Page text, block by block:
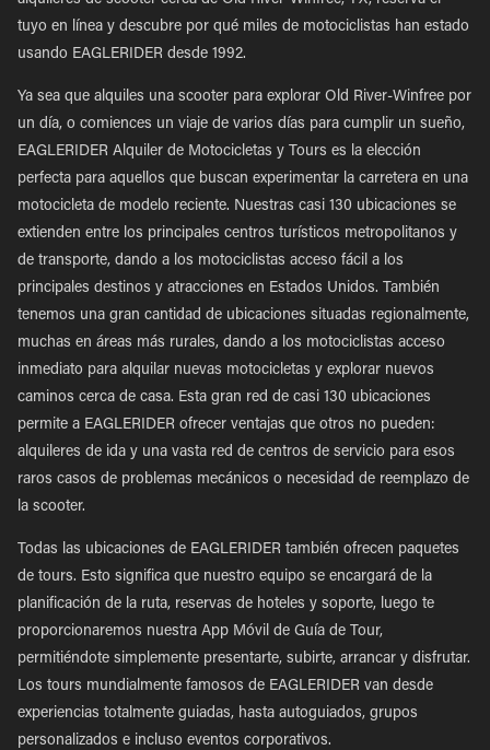
tuyo en línea y descubre por qué miles de motociclistas han estado
usando EAGLERIDER desde 1992.
Ya sea que alquiles una scooter para explorar Old River-Winfree por
un día, o comiences un viaje de varios días para cumplir un sueño,
EAGLERIDER Alquiler de Motocicletas y Tours es la elección
perfecta para aquellos que buscan experimentar la carretera en una
motocicleta de modelo reciente. Nuestras casi 130 ubicaciones se
extienden entre los principales centros turísticos metropolitanos y
de transporte, dando a los motociclistas acceso fácil a los
principales destinos y atracciones en Estados Unidos. También
tenemos una gran cantidad de ubicaciones situadas regionalmente,
muchas en áreas más rurales, dando a los motociclistas acceso
inmediato para alquilar nuevas motocicletas y explorar nuevos
caminos cerca de casa. Esta gran red de casi 130 ubicaciones
permite a EAGLERIDER ofrecer ventajas que otros no pueden:
alquileres de ida y una vasta red de centros de servicio para esos
raros casos de problemas mecánicos o necesidad de reemplazo de
la scooter.
Todas las ubicaciones de EAGLERIDER también ofrecen paquetes
de tours. Esto significa que nuestro equipo se encargará de la
planificación de la ruta, reservas de hoteles y soporte, luego te
proporcionaremos nuestra App Móvil de Guía de Tour,
permitiéndote simplemente presentarte, subirte, arrancar y disfrutar.
Los tours mundialmente famosos de EAGLERIDER van desde
experiencias totalmente guiadas, hasta autoguiados, grupos
personalizados e incluso eventos corporativos.